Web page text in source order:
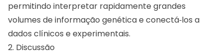
permitindo interpretar rapidamente grandes
volumes de informação genética e conectá‑los a
dados clínicos e experimentais.
2. Discussão